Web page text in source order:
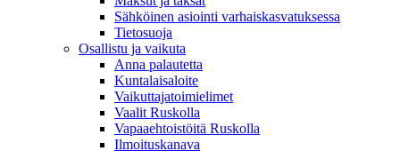
Sähköinen asiointi varhaiskasvatuksessa
Tietosuoja
Osallistu ja vaikuta
Anna palautetta
Kuntalaisaloite
Vaikuttajatoimielimet
Vaalit Ruskolla
Vapaaehtoistöitä Ruskolla
Ilmoituskanava